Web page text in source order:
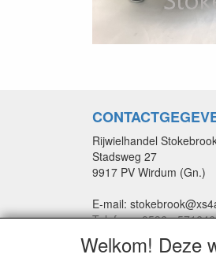
Rijwielhandel
Stadsweg 27
9917 PV Wirdum (Gn.)
E-mail:
Telefoon: 0596 - 571646
Welkom! Deze